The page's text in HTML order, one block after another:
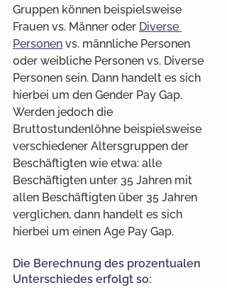
Gruppen können beispielsweise
Frauen vs. Männer oder Diverse
Personen vs. männliche Personen
oder weibliche Personen vs. Diverse
Personen sein. Dann handelt es sich
hierbei um den Gender Pay Gap.
Werden jedoch die
Bruttostundenlöhne beispielsweise
verschiedener Altersgruppen der
Beschäftigten wie etwa: alle
Beschäftigten unter 35 Jahren mit
allen Beschäftigten über 35 Jahren
verglichen, dann handelt es sich
hierbei um einen Age Pay Gap.
Die Berechnung des prozentualen
Unterschiedes erfolgt so: